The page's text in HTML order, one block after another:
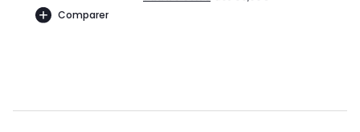
Comparer